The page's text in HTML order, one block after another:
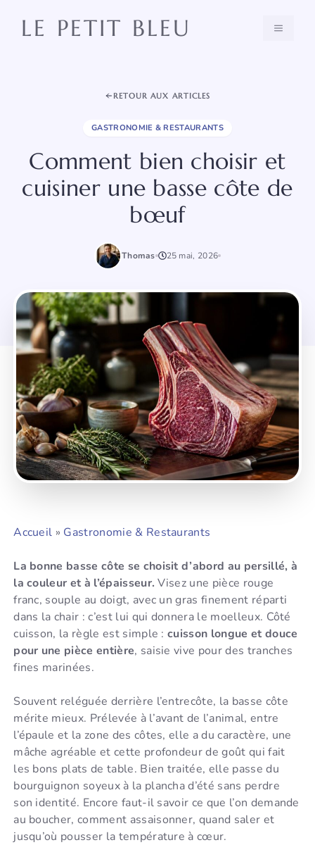
LE PETIT BLEU MENU
RETOUR AUX ARTICLES
GASTRONOMIE & RESTAURANTS
Comment bien choisir et
cuisiner une basse côte de
bœuf
Thomas 25 mai, 2026
Accueil » Gastronomie & Restaurants
La bonne basse côte se choisit d’abord au persillé, à
la couleur et à l’épaisseur. Visez une pièce rouge
franc, souple au doigt, avec un gras finement réparti
dans la chair : c’est lui qui donnera le moelleux. Côté
cuisson, la règle est simple :cuisson longue et douce
pour une pièce entière, saisie vive pour des tranches
fines marinées.
Souvent reléguée derrière l’entrecôte, la basse côte
mérite mieux. Prélevée à l’avant de l’animal, entre
l’épaule et la zone des côtes, elle a du caractère, une
mâche agréable et cette profondeur de goût qui fait
les bons plats de table. Bien traitée, elle passe du
bourguignon soyeux à la plancha d’été sans perdre
son identité. Encore faut-il savoir ce que l’on demande
au boucher, comment assaisonner, quand saler et
jusqu’où pousser la température à cœur.